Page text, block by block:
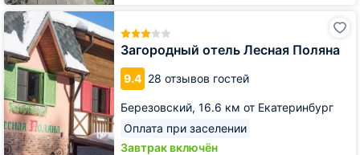
Загородный отель Лесная Поляна
9.4 28 отзывов гостей
Березовский, 16.6 км от Екатеринбург
Оплата при заселении
Завтрак включён
Загородный
отель
Лесная
Поляна